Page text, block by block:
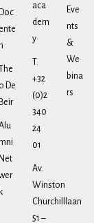
Doc
ente
The
o De
Beir
Net
k
aca
dem
y
T.
+32
(0)2
340
24
01
Av.
Winston
Churchilllaan
51 –
Eve
nts
&
We
bina
rs